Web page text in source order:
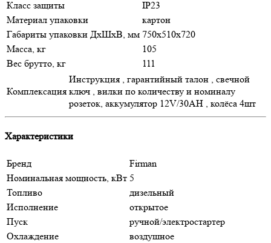
Класс защиты
IP23
Материал упаковки
картон
Габариты упаковки ДхШхВ, мм 750х510х720
Масса, кг
105
Вес брутто, кг
111
Комплексация
Инструкция , гарантийный талон , свечной
ключ , вилки по количеству и номиналу
розеток, аккумулятор 12V/30AH , колёса 4шт
Характеристики
Бренд
Firman
Номинальная мощность, кВт 5
Топливо
дизельный
Исполнение
открытое
Пуск
ручной/электростартер
Охлаждение
воздушное